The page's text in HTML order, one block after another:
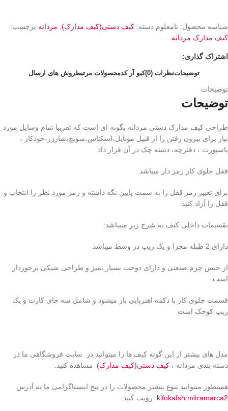
شناسه محصول: نامعلوم دسته: کیف دستی(کیف مدارک) مردانه برچسب:
کیف مدارک مردانه
اشتراک گذاری:
توضیحاتنظرات (0) کیو آر کدمحصولات مرتبطروش های ارسال
توضیحات
توضیحات
طراحی کیف مدارک دستی مردانه بگونه ای است که تقریبا تمام وسایل مورد
نیاز برای بیرون رفتن را از قبیل موبایل،اسکناس،سویچ،شارژر،خودکار ،
پاسپورت ، دفترچه، دسته چک در آن قرار داد
قفل جلوی کار رمز دار میباشد
برای تغییر رمز قفل را به سمت پایین نگه داشته و رمز مورد نظر را انتخاب و
قفل را آزاد کنید
تقسیمات داخلی کیف به شرح زیر مبیباشد:
دارای 2 طبله مجزا و یک زیپ در وسط میباشد
از جنس چرم صنعتی و دارای دوخت بسیار تمیز و طراحی شیکی برخوردار
است
قسمت جلوی کار با دکمه اهنربایی باز میشود و شامل سه جای کارت و یک
زیپ کوچک است
مدل های بیشتر از این گونه کیف ها را میتوانید در سایت فروشگاهی ما در
دسته بندی مردانه ، کیف دستی(کیف مدارک) مشاهده کنید.
همینطور میتوانید تنوع بیشتر محصولات را در پیج اینستاگرامی ما به آدرس
kifokafsh.mitramarca2 رویت کنید.